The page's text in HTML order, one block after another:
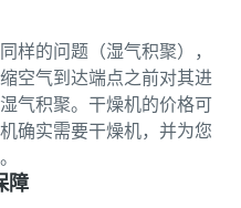
样的问题（湿气积聚），
空气到达端点之前对其进
气积聚。干燥机的价格可
确实需要干燥机，并为您
障